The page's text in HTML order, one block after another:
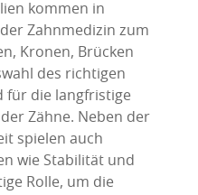
kommen in
Zahnmedizin zum
Kronen, Brücken
des richtigen
für die langfristige
Zähne. Neben der
spielen auch
wie Stabilität und
Rolle, um die